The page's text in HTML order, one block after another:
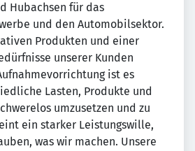
Hubachsen für das
und den Automobilsektor.
Produkten und einer
unserer Kunden
ist es
Lasten, Produkte und
umzusetzen und zu
ein starker Leistungswille,
was wir machen. Unsere